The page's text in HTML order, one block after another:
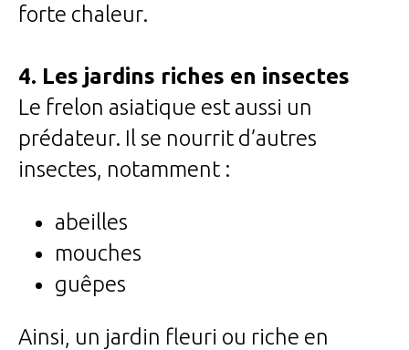
forte chaleur.
4. Les jardins riches en insectes
Le frelon asiatique est aussi un
prédateur. Il se nourrit d’autres
insectes, notamment :
abeilles
mouches
guêpes
Ainsi, un jardin fleuri ou riche en